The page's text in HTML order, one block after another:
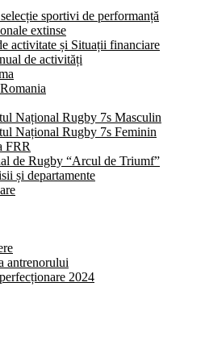
sportivi de performanță
extinse
activitate și Situații financiare
de activități
Național Rugby 7s Masculin
Național Rugby 7s Feminin
FRR
de Rugby “Arcul de Triumf”
și departamente
antrenorului
2024